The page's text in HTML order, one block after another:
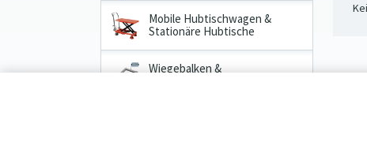
Mobile Hubtischwagen &
Stationäre Hubtische
Wiegebalken &